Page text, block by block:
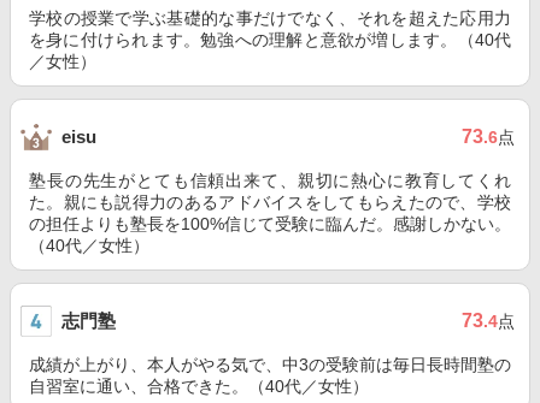
学校の授業で学ぶ基礎的な事だけでなく、それを超えた応用力
を身に付けられます。勉強への理解と意欲が増します。（40代
／女性）
eisu 73.6点
塾長の先生がとても信頼出来て、親切に熱心に教育してくれ
た。親にも説得力のあるアドバイスをしてもらえたので、学校
の担任よりも塾長を100%信じて受験に臨んだ。感謝しかない。
（40代／女性）
志門塾 73.4点
成績が上がり、本人がやる気で、中3の受験前は毎日長時間塾の
自習室に通い、合格できた。（40代／女性）